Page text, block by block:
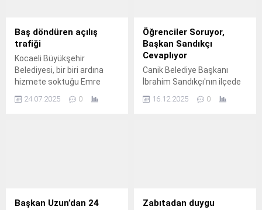
Baş döndüren açılış
trafiği
Kocaeli Büyükşehir
Belediyesi, bir biri ardına
hizmete soktuğu Emre
Başiskele Cahit Zarifoğlu
24.07.2025 0
Öğrenciler Soruyor,
Başkan Sandıkçı
Cevaplıyor
Canik Belediye Başkanı
İbrahim Sandıkçı'nın ilçede
projeleri ve öğrencilere
16.12.2025 0
Başkan Uzun’dan 24
Zabıtadan duygu